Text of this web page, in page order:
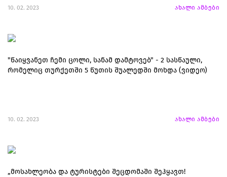
10. 02. 2023 ახალი ამბები
"წაიყვანეთ ჩემი ცოლი, სანამ დამტოვებ" - 2 სასწაული,
რომელიც თურქეთში 5 წუთის შუალედში მოხდა (ვიდეო)
10. 02. 2023 ახალი ამბები
„მოსახლეობა და ტურისტები შეცდომაში შეჰყავთ!